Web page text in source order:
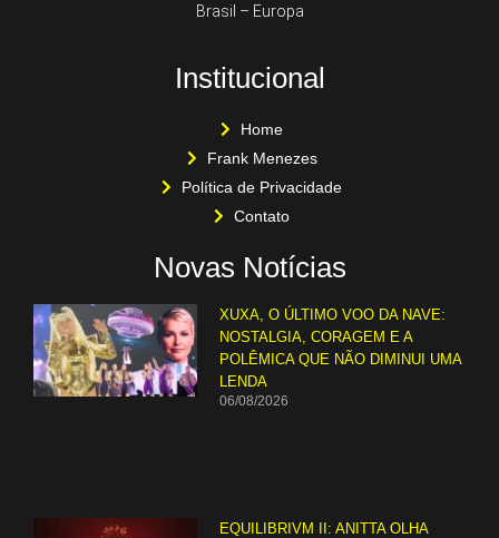
Brasil – Europa
Institucional
Home
Frank Menezes
Política de Privacidade
Contato
Novas Notícias
XUXA, O ÚLTIMO VOO DA NAVE:
NOSTALGIA, CORAGEM E A
POLÊMICA QUE NÃO DIMINUI UMA
LENDA
06/08/2026
EQUILIBRIVM II: ANITTA OLHA